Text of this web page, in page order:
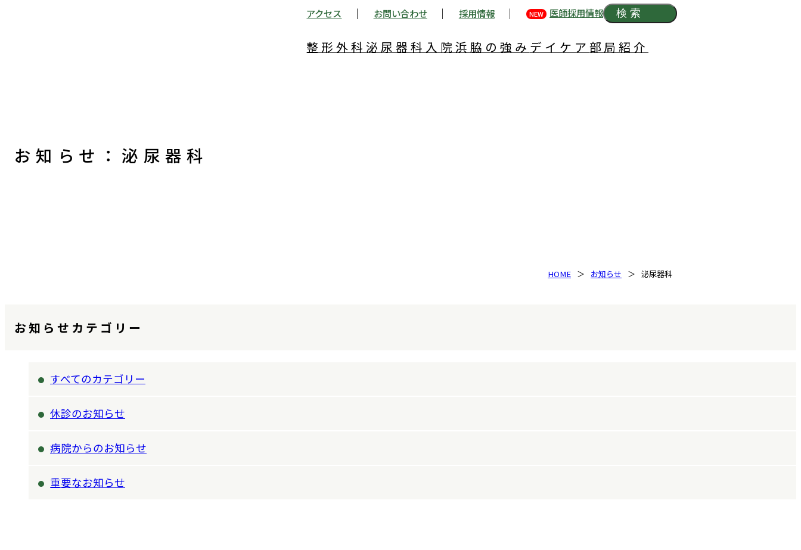
アクセス お問い合わせ 採用情報 NEW 医師採用情報 検索
整形外科 泌尿器科 入院 浜脇の強み デイケア 部局紹介
お知らせ：泌尿器科
HOME お知らせ 泌尿器科
お知らせカテゴリー
すべてのカテゴリー
休診のお知らせ
病院からのお知らせ
重要なお知らせ